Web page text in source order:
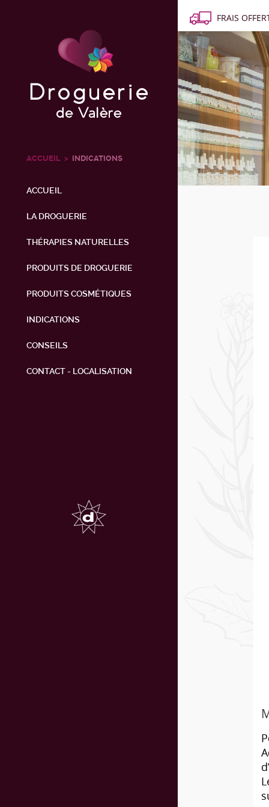
ACCUEIL INDICATIONS
ACCUEIL
LA DROGUERIE
THÉRAPIES NATURELLES
PRODUITS DE DROGUERIE
PRODUITS COSMÉTIQUES
INDICATIONS
CONSEILS
CONTACT - LOCALISATION
FRAIS